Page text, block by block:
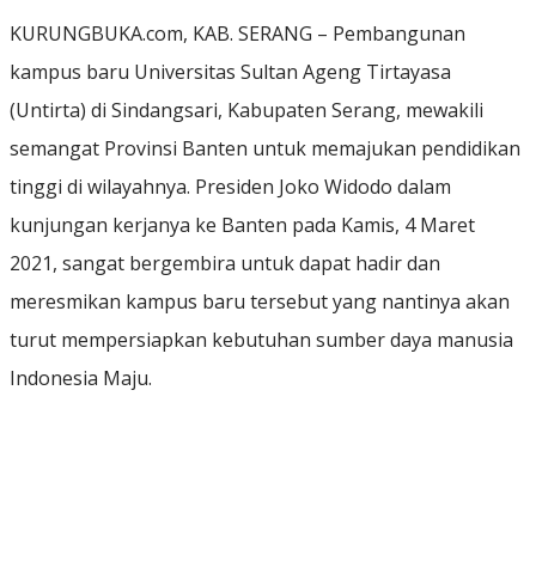
KURUNGBUKA.com, KAB. SERANG – Pembangunan
kampus baru Universitas Sultan Ageng Tirtayasa
(Untirta) di Sindangsari, Kabupaten Serang, mewakili
semangat Provinsi Banten untuk memajukan pendidikan
tinggi di wilayahnya. Presiden Joko Widodo dalam
kunjungan kerjanya ke Banten pada Kamis, 4 Maret
2021, sangat bergembira untuk dapat hadir dan
meresmikan kampus baru tersebut yang nantinya akan
turut mempersiapkan kebutuhan sumber daya manusia
Indonesia Maju.